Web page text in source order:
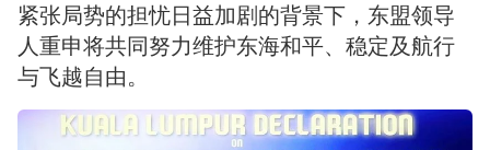
紧张局势的担忧日益加剧的背景下，东盟领导
人重申将共同努力维护东海和平、稳定及航行
与飞越自由。